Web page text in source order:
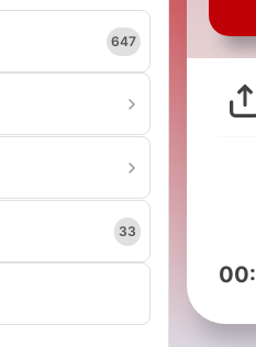
647
33